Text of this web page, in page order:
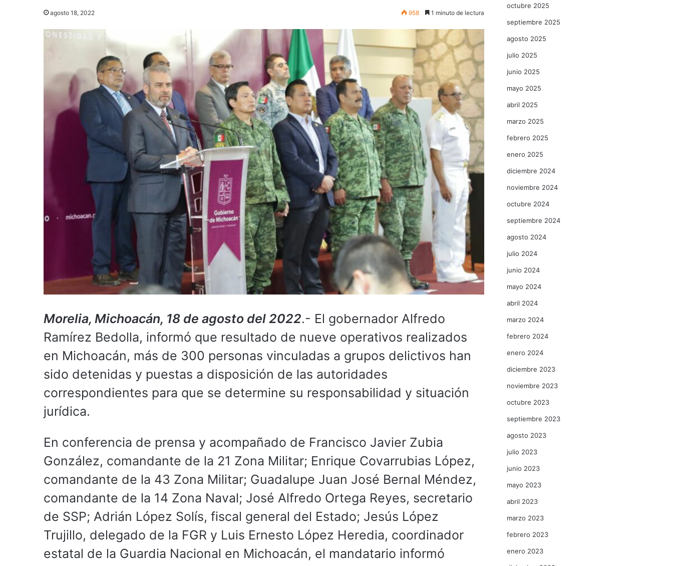
agosto 18, 2022 958 1 minuto de lectura
Morelia, Michoacán, 18 de agosto del 2022.- El gobernador Alfredo
Ramírez Bedolla, informó que resultado de nueve operativos realizados
en Michoacán, más de 300 personas vinculadas a grupos delictivos han
sido detenidas y puestas a disposición de las autoridades
correspondientes para que se determine su responsabilidad y situación
jurídica.
En conferencia de prensa y acompañado de Francisco Javier Zubia
González, comandante de la 21 Zona Militar; Enrique Covarrubias López,
comandante de la 43 Zona Militar; Guadalupe Juan José Bernal Méndez,
comandante de la 14 Zona Naval; José Alfredo Ortega Reyes, secretario
de SSP; Adrián López Solís, fiscal general del Estado; Jesús López
Trujillo, delegado de la FGR y Luis Ernesto López Heredia, coordinador
estatal de la Guardia Nacional en Michoacán, el mandatario informó
octubre 2025
septiembre 2025
agosto 2025
julio 2025
junio 2025
mayo 2025
abril 2025
marzo 2025
febrero 2025
enero 2025
diciembre 2024
noviembre 2024
octubre 2024
septiembre 2024
agosto 2024
julio 2024
junio 2024
mayo 2024
abril 2024
marzo 2024
febrero 2024
enero 2024
diciembre 2023
noviembre 2023
octubre 2023
septiembre 2023
agosto 2023
julio 2023
junio 2023
mayo 2023
abril 2023
marzo 2023
febrero 2023
enero 2023